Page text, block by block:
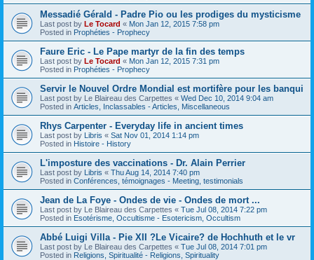
Messadié Gérald - Padre Pio ou les prodiges du mysticisme
Last post by Le Tocard « Mon Jan 12, 2015 7:58 pm
Posted in Prophéties - Prophecy
Faure Eric - Le Pape martyr de la fin des temps
Last post by Le Tocard « Mon Jan 12, 2015 7:31 pm
Posted in Prophéties - Prophecy
Servir le Nouvel Ordre Mondial est mortifère pour les banqui
Last post by Le Blaireau des Carpettes « Wed Dec 10, 2014 9:04 am
Posted in Articles, Inclassables - Articles, Miscellaneous
Rhys Carpenter - Everyday life in ancient times
Last post by Libris « Sat Nov 01, 2014 1:14 pm
Posted in Histoire - History
L'imposture des vaccinations - Dr. Alain Perrier
Last post by Libris « Thu Aug 14, 2014 7:40 pm
Posted in Conférences, témoignages - Meeting, testimonials
Jean de La Foye - Ondes de vie - Ondes de mort ...
Last post by Le Blaireau des Carpettes « Tue Jul 08, 2014 7:22 pm
Posted in Esotérisme, Occultisme - Esotericism, Occultism
Abbé Luigi Villa - Pie XII ?Le Vicaire? de Hochhuth et le vr
Last post by Le Blaireau des Carpettes « Tue Jul 08, 2014 7:01 pm
Posted in Religions, Spiritualité - Religions, Spirituality